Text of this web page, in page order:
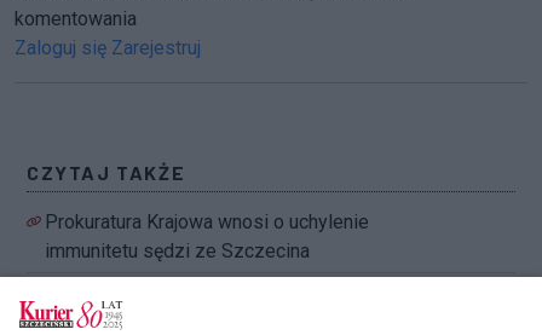
komentowania
Zaloguj się Zarejestruj
CZYTAJ TAKŻE
Prokuratura Krajowa wnosi o uchylenie
immunitetu sędzi ze Szczecina
oszustwo